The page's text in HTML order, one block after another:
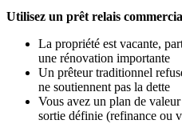
Utilisez un prêt relais
La propriété est vacante,
une rénovation importante
Un prêteur traditionnel
ne soutiennent pas la dette
Vous avez un plan de
sortie définie (refinance ou